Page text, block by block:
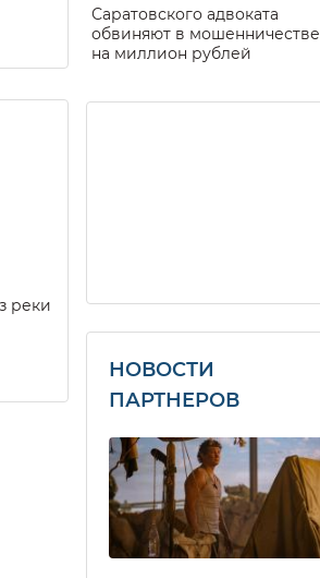
реки
Саратовского адвоката
обвиняют в мошенничестве
на миллион рублей
НОВОСТИ
ПАРТНЕРОВ